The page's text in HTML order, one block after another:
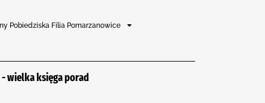
Pobiedziska Filia Pomarzanowice
wielka księga porad